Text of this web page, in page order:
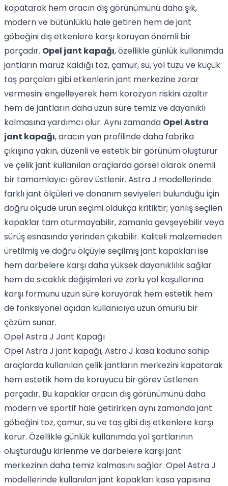
kapatarak hem aracın dış görünümünü daha şık,
modern ve bütünlüklü hale getiren hem de jant
göbeğini dış etkenlere karşı koruyan önemli bir
parçadır. Opel jant kapağı, özellikle günlük kullanımda
jantların maruz kaldığı toz, çamur, su, yol tuzu ve küçük
taş parçaları gibi etkenlerin jant merkezine zarar
vermesini engelleyerek hem korozyon riskini azaltır
hem de jantların daha uzun süre temiz ve dayanıklı
kalmasına yardımcı olur. Aynı zamanda Opel Astra
jant kapağı, aracın yan profilinde daha fabrika
çıkışına yakın, düzenli ve estetik bir görünüm oluşturur
ve çelik jant kullanılan araçlarda görsel olarak önemli
bir tamamlayıcı görev üstlenir. Astra J modellerinde
farklı jant ölçüleri ve donanım seviyeleri bulunduğu için
doğru ölçüde ürün seçimi oldukça kritiktir; yanlış seçilen
kapaklar tam oturmayabilir, zamanla gevşeyebilir veya
sürüş esnasında yerinden çıkabilir. Kaliteli malzemeden
üretilmiş ve doğru ölçüyle seçilmiş jant kapakları ise
hem darbelere karşı daha yüksek dayanıklılık sağlar
hem de sıcaklık değişimleri ve zorlu yol koşullarına
karşı formunu uzun süre koruyarak hem estetik hem
de fonksiyonel açıdan kullanıcıya uzun ömürlü bir
çözüm sunar.
Opel Astra J Jant Kapağı
Opel Astra J jant kapağı, Astra J kasa koduna sahip
araçlarda kullanılan çelik jantların merkezini kapatarak
hem estetik hem de koruyucu bir görev üstlenen
parçadır. Bu kapaklar aracın dış görünümünü daha
modern ve sportif hale getirirken aynı zamanda jant
göbeğini toz, çamur, su ve taş gibi dış etkenlere karşı
korur. Özellikle günlük kullanımda yol şartlarının
oluşturduğu kirlenme ve darbelere karşı jant
merkezinin daha temiz kalmasını sağlar. Opel Astra J
modellerinde kullanılan jant kapakları kasa yapısına